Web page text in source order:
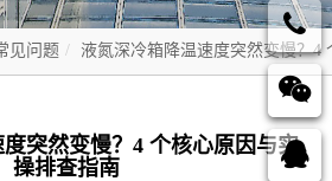
见问题 液氮深冷箱降温速度突然变慢？4
突然变慢？4 个核心原因与实
操排查指南